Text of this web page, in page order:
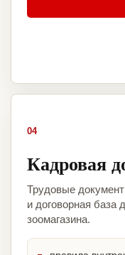
04
Кадровая
Трудовые
и договорная база
зоомагазина.